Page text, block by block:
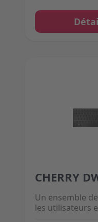
Un ensemble
les utilisateurs
The price
CHERRY